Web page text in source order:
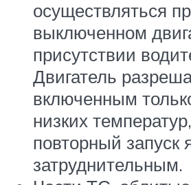
осуществляться
выключенном
присутствии
Двигатель
включенным
низких
повторный запуск
затруднительным.